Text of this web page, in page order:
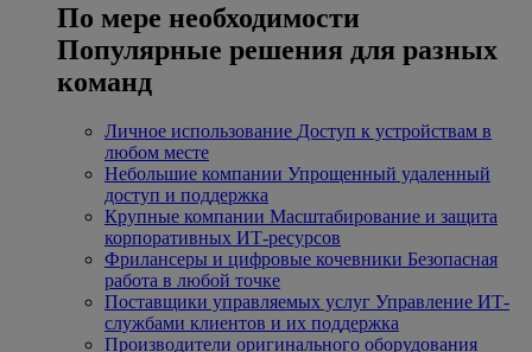
По мере необходимости
Популярные решения для разных
команд
Личное использование Доступ к устройствам в
любом месте
Небольшие компании Упрощенный удаленный
доступ и поддержка
Крупные компании Масштабирование и защита
корпоративных ИТ-ресурсов
Фрилансеры и цифровые кочевники Безопасная
работа в любой точке
Поставщики управляемых услуг Управление ИТ-
службами клиентов и их поддержка
Производители оригинального оборудования